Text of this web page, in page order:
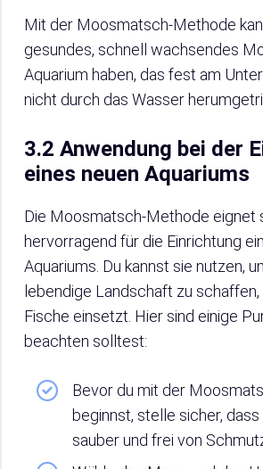
Mit der Moosmatsch-Methode
gesundes, schnell wachsendes
Aquarium haben, das fest am
nicht durch das Wasser
3.2 Anwendung bei der
eines neuen Aquariums
Die Moosmatsch-Methode eignet
hervorragend für die Einrichtung
Aquariums. Du kannst sie nutzen,
lebendige Landschaft zu
Fische einsetzt. Hier sind einige
beachten solltest:
Bevor du mit der
beginnst, stelle sicher,
sauber und frei von